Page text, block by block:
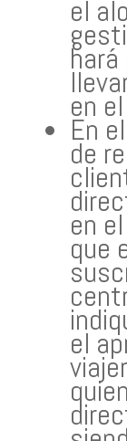
el
en
En
de
en
que
el